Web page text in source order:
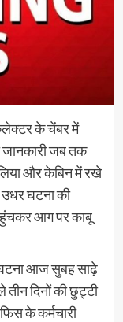
के चेंबर में
जब तक
और केबिन में रखे
घटना की
आग पर काबू
आज सुबह साढ़े
दिनों की छुट्टी
के कर्मचारी